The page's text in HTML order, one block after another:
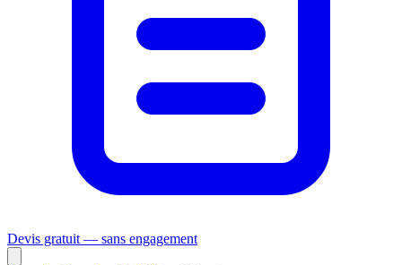
Devis gratuit — sans engagement